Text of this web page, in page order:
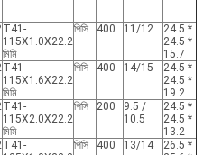
T41-
115X1.0X22.2
মিমি
পিসি 400 11/12
24.5 *
24.5 *
15.7
T41-
115X1.6X22.2
মিমি
পিসি 400 14/15
24.5 *
24.5 *
19.2
T41-
115X2.0X22.2
মিমি
পিসি 200
9.5 /
10.5
24.5 *
24.5 *
13.2
T41-
পিসি 400 13/14
26.5 *